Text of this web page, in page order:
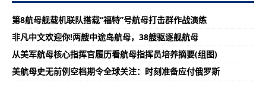
第8航母舰载机联队搭载“福特”号航母打击群作战演练
非凡中文欢迎你!两艘中途岛航母，38艘驱逐舰航母
从美军航母核心指挥官履历看航母指挥员培养摘要(组图)
美航母史无前例空档期令全球关注：时刻准备应付俄罗斯